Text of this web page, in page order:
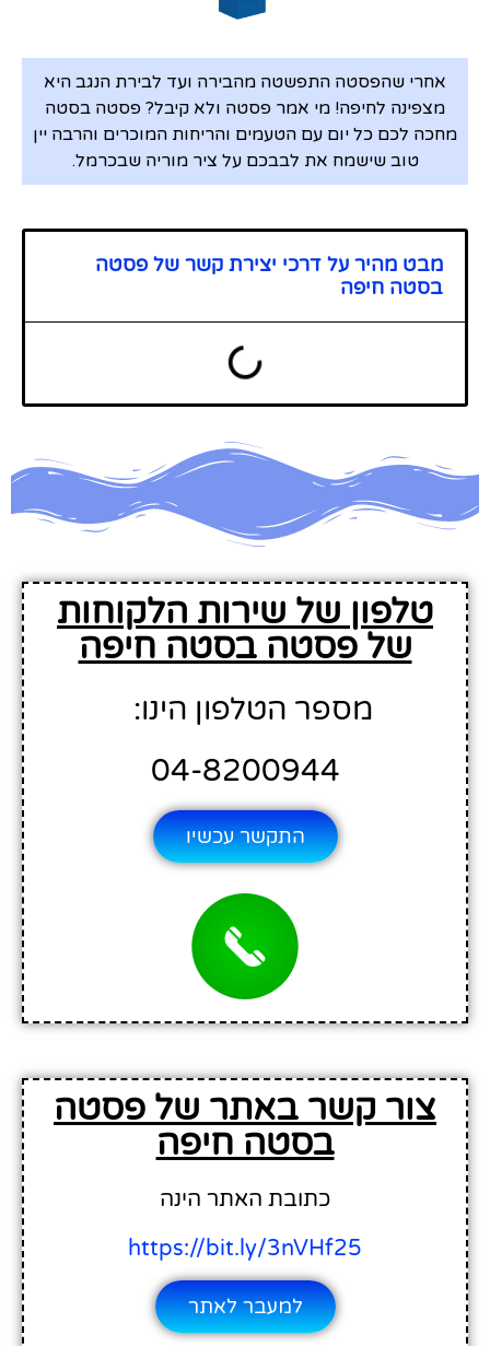
אחרי שהפסטה התפשטה מהבירה ועד לבירת הנגב היא
מצפינה לחיפה! מי אמר פסטה ולא קיבל? פסטה בסטה
מחכה לכם כל יום עם הטעמים והריחות המוכרים והרבה יין
טוב שישמח את לבבכם על ציר מוריה שבכרמל.
מבט מהיר על דרכי יצירת קשר של פסטה
בסטה חיפה
טלפון של שירות הלקוחות
של פסטה בסטה חיפה
מספר הטלפון הינו:
04-8200944
התקשר עכשיו
צור קשר באתר של פסטה
בסטה חיפה
כתובת האתר הינה
https://bit.ly/3nVHf25
למעבר לאתר